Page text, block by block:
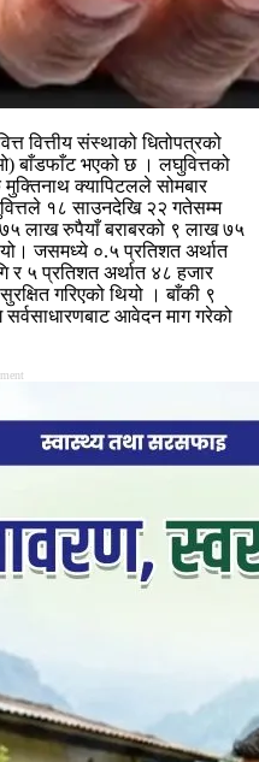
वित्तीय संस्थाको धितोपत्रको
बाँडफाँट भएको छ । लघुवित्तको
क्यापिटलले सोमबार
१८ साउनदेखि २२ गतेसम्म
लाख रुपैयाँ बराबरको ९ लाख ७५
जसमध्ये ०.५ प्रतिशत अर्थात
र ५ प्रतिशत अर्थात ४८ हजार
गरिएको थियो । बाँकी ९
आवेदन माग गरेको